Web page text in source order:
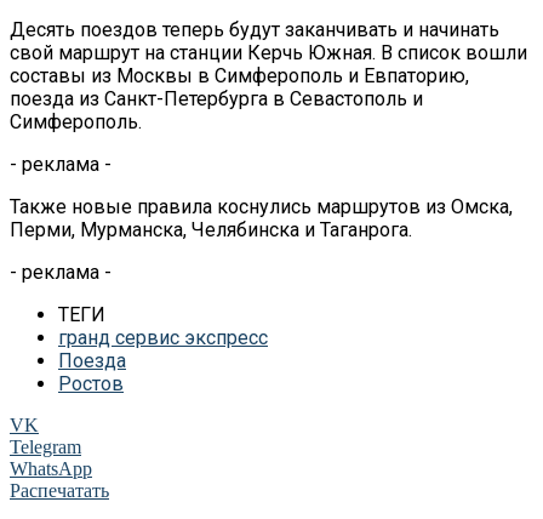
Десять поездов теперь будут заканчивать и начинать
свой маршрут на станции Керчь Южная. В список вошли
составы из Москвы в Симферополь и Евпаторию,
поезда из Санкт-Петербурга в Севастополь и
Симферополь.
- реклама -
Также новые правила коснулись маршрутов из Омска,
Перми, Мурманска, Челябинска и Таганрога.
- реклама -
ТЕГИ
гранд сервис экспресс
Поезда
Ростов
VK
Telegram
WhatsApp
Распечатать